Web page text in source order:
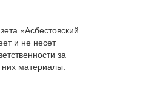
«Асбестовский
и не несет
за
материалы.